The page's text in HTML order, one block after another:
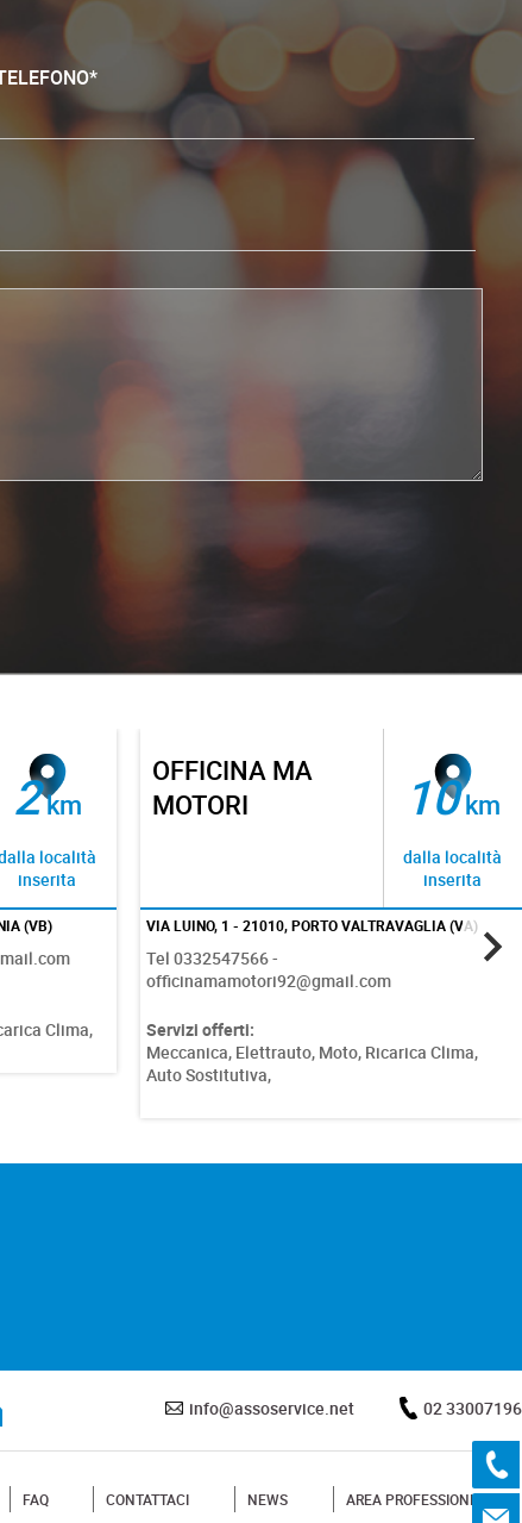
10km
località
inserita
(VA)
8000 GIRI DI
FERZOLA STEFANO
11km
dalla località
inserita
VIA NOVAREA - 28881, CERRO (VB)
Tel 3493568539 - 8000.giri.sf@gmail.com
Meccanica,Elettrauto,
Clima,Soccorso Stradale,
info@assoservice.net 02 33007196
FAQ CONTATTACI NEWS AREA PROFESSIONISTI